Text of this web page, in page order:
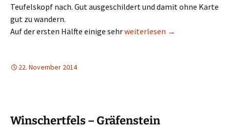
Teufelskopf nach. Gut ausgeschildert und damit ohne Karte
gut zu wandern.
Auf der ersten Hälfte einige sehrTeufelstour bei
weiterlesen →
22. November 2014
Winschertfels – Gräfenstein